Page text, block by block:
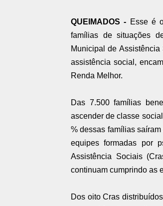
QUEIMADOS - Esse é
famílias de situações
Municipal de
assistência social,
Renda Melhor.
Das 7.500 famílias
ascender de classe
% dessas famílias
equipes formadas por
Assistência Sociais
continuam cumprindo as
Dos oito Cras